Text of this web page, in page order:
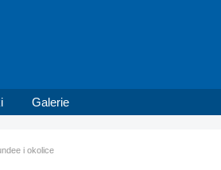
Galerie
i okolice